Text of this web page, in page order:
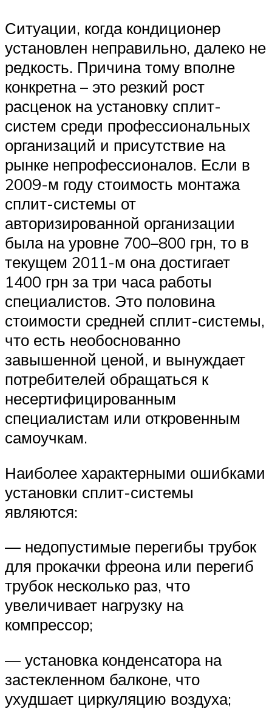
Ситуации, когда кондиционер
установлен неправильно, далеко не
редкость. Причина тому вполне
конкретна – это резкий рост
расценок на установку сплит-
систем среди профессиональных
организаций и присутствие на
рынке непрофессионалов. Если в
2009-м году стоимость монтажа
сплит-системы от
авторизированной организации
была на уровне 700–800 грн, то в
текущем 2011-м она достигает
1400 грн за три часа работы
специалистов. Это половина
стоимости средней сплит-системы,
что есть необоснованно
завышенной ценой, и вынуждает
потребителей обращаться к
несертифицированным
специалистам или откровенным
самоучкам.
Наиболее характерными ошибками
установки сплит-системы
являются:
— недопустимые перегибы трубок
для прокачки фреона или перегиб
трубок несколько раз, что
увеличивает нагрузку на
компрессор;
— установка конденсатора на
застекленном балконе, что
ухудшает циркуляцию воздуха;